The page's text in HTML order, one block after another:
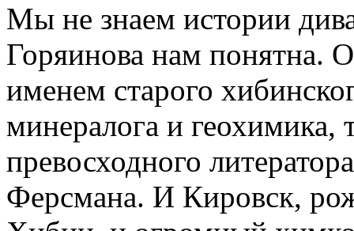
Мы не знаем истории
Горяинова нам понятна.
именем старого
минералога и геохимика,
превосходного
Ферсмана. И Кировск,